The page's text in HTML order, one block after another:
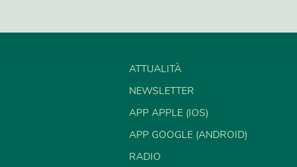
ATTUALITÀ
NEWSLETTER
APP APPLE (IOS)
APP GOOGLE (ANDROID)
RADIO